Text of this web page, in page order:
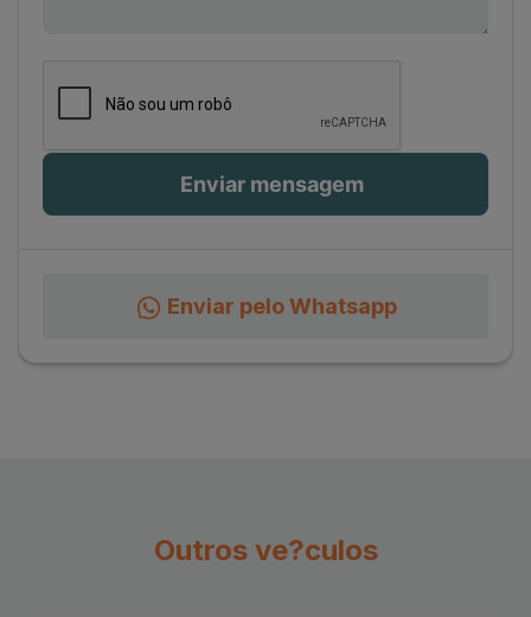
Enviar pelo Whatsapp
Outros ve?culos